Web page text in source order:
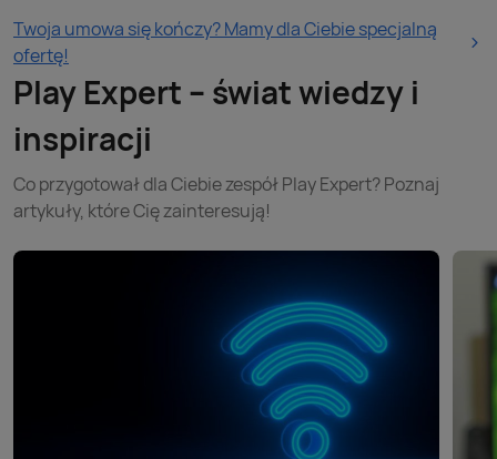
Twoja umowa się kończy? Mamy dla Ciebie specjalną
ofertę!
Play Expert – świat wiedzy i
inspiracji
Co przygotował dla Ciebie zespół Play Expert? Poznaj
artykuły, które Cię zainteresują!